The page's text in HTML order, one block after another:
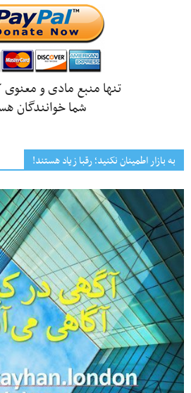
تنها منبع مادی و
شما خوانندگان
به بازار اطمینان نکنید؛ رقبا زیاد هستند!